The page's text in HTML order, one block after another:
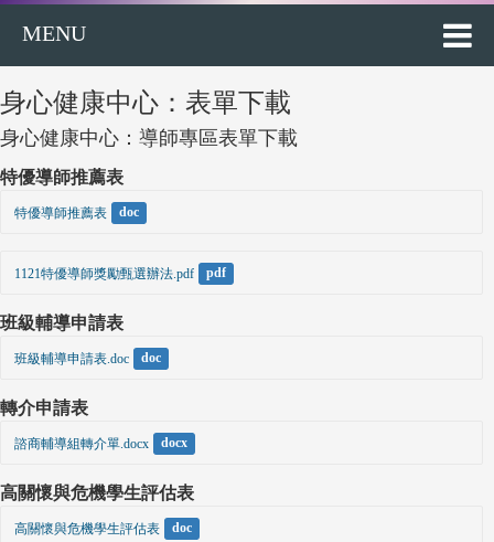
MENU
身心健康中心：表單下載
身心健康中心：導師專區表單下載
特優導師推薦表
特優導師推薦表 doc
1121特優導師獎勵甄選辦法.pdf pdf
班級輔導申請表
班級輔導申請表.doc doc
轉介申請表
諮商輔導組轉介單.docx docx
高關懷與危機學生評估表
高關懷與危機學生評估表 doc